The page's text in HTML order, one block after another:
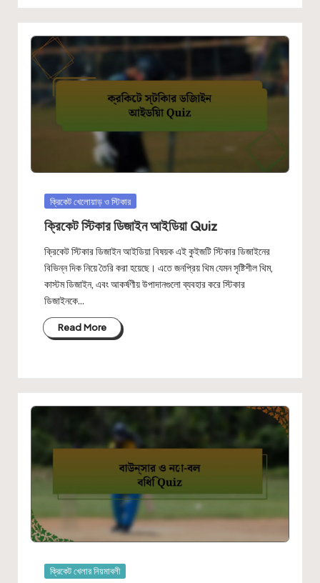
Posted
ক্রিকেট খেলোয়াড় ও স্টিকার
ক্রিকেট স্টিকার ডিজাইন আইডিয়া Quiz
ক্রিকেট স্টিকার ডিজাইন আইডিয়া বিষয়ক এই কুইজটি স্টিকার ডিজাইনের
বিভিন্ন দিক নিয়ে তৈরি করা হয়েছে। এতে জনপ্রিয় থিম যেমন সৃষ্টিশীল থিম,
কাস্টম ডিজাইন, এবং আকর্ষণীয় উপাদানগুলো ব্যবহার করে স্টিকার
ডিজাইনকে…
Read More
Posted
ক্রিকেট খেলার নিয়মাবলী